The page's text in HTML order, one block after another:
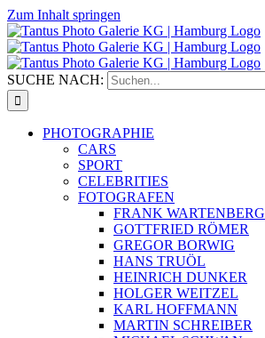
Zum Inhalt springen
SUCHE NACH:
PHOTOGRAPHIE
CARS
SPORT
CELEBRITIES
FOTOGRAFEN
FRANK WARTENBERG
GOTTFRIED RÖMER
GREGOR BORWIG
HANS TRUÖL
HEINRICH DUNKER
HOLGER WEITZEL
KARL HOFFMANN
MARTIN SCHREIBER